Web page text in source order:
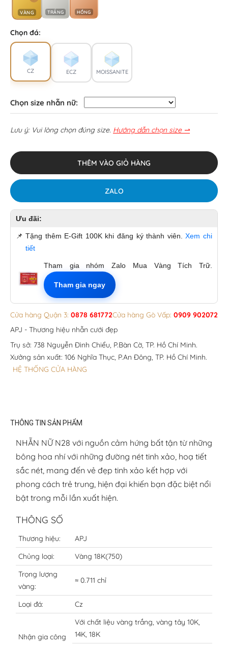
VÀNG TRẮNG HỒNG
Chọn đá:
CZ ECZ MOISSANITE
Chọn size nhẫn nữ:
Lưu ý: Vui lòng chọn đúng size. Hướng dẫn chọn size ⇀
THÊM VÀO GIỎ HÀNG
ZALO
Ưu đãi:
📌 Tặng thêm E-Gift 100K khi đăng ký thành viên.Xem chi
tiết
Tham gia nhóm Zalo Mua Vàng Tích Trữ.
Tham gia ngay
Cửa hàng Quận 3: 0878 681772Cửa hàng Gò Vấp: 0909 902072
APJ - Thương hiệu nhẫn cưới đẹp
Trụ sở: 738 Nguyễn Đình Chiểu, P.Bàn Cờ, TP. Hồ Chí Minh.
Xưởng sản xuất: 106 Nghĩa Thục, P.An Đông, TP. Hồ Chí Minh.
HỆ THỐNG CỬA HÀNG
THÔNG TIN SẢN PHẨM
NHẪN NỮ N28 với nguồn cảm hứng bất tận từ những
bông hoa nhí với những đường nét tinh xảo, hoạ tiết
sắc nét, mang đến vẻ đẹp tinh xảo kết hợp với
phong cách trẻ trung, hiện đại khiến bạn đặc biệt nổi
bật trong mỗi lần xuất hiện.
THÔNG SỐ
Thương hiệu:
APJ
Chủng loại:
Vàng 18K(750)
Trọng lượng
vàng:
≈ 0.711 chỉ
Loại đá: Cz
Nhận gia công
Với chất liệu vàng trắng, vàng tây 10K,
14K, 18K